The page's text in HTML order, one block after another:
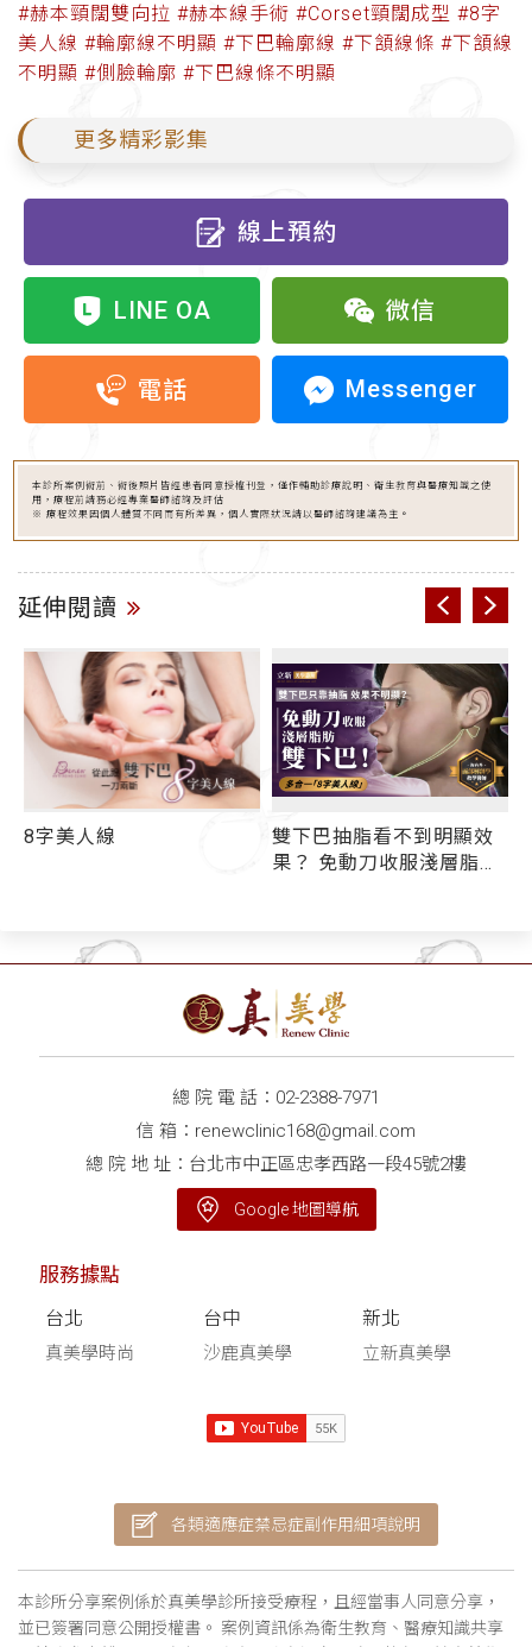
#赫本頸闊雙向拉 #赫本線手術 #Corset頸闊成型 #8字
美人線 #輪廓線不明顯 #下巴輪廓線 #下頷線條 #下頷線
不明顯 #側臉輪廓 #下巴線條不明顯
更多精彩影集
線上預約
LINE OA 微信
電話 Messenger
本診所案例術前、術後照片皆經患者同意授權刊登，僅作輔助診療說明、衛生教育與醫療知識之使
用，療程前請務必經專業醫師諮詢及評估
※ 療程效果因個人體質不同而有所差異，個人實際狀況請以醫師諮詢建議為主。
延伸閱讀
8字美人線
雙下巴抽脂看不到明顯效
果？ 免動刀收服淺層脂肪
總 院 電 話： 02-2388-7971
信 箱： renewclinic168@gmail.com
總 院 地 址：台北市中正區忠孝西路一段45號2樓
Google 地圖導航
服務據點
台北
真美學時尚
台中
沙鹿真美學
新北
立新真美學
各類適應症禁忌症副作用細項說明
本診所分享案例係於真美學診所接受療程，且經當事人同意分享，
並已簽署同意公開授權書。 案例資訊係為衛生教育、醫療知識共享